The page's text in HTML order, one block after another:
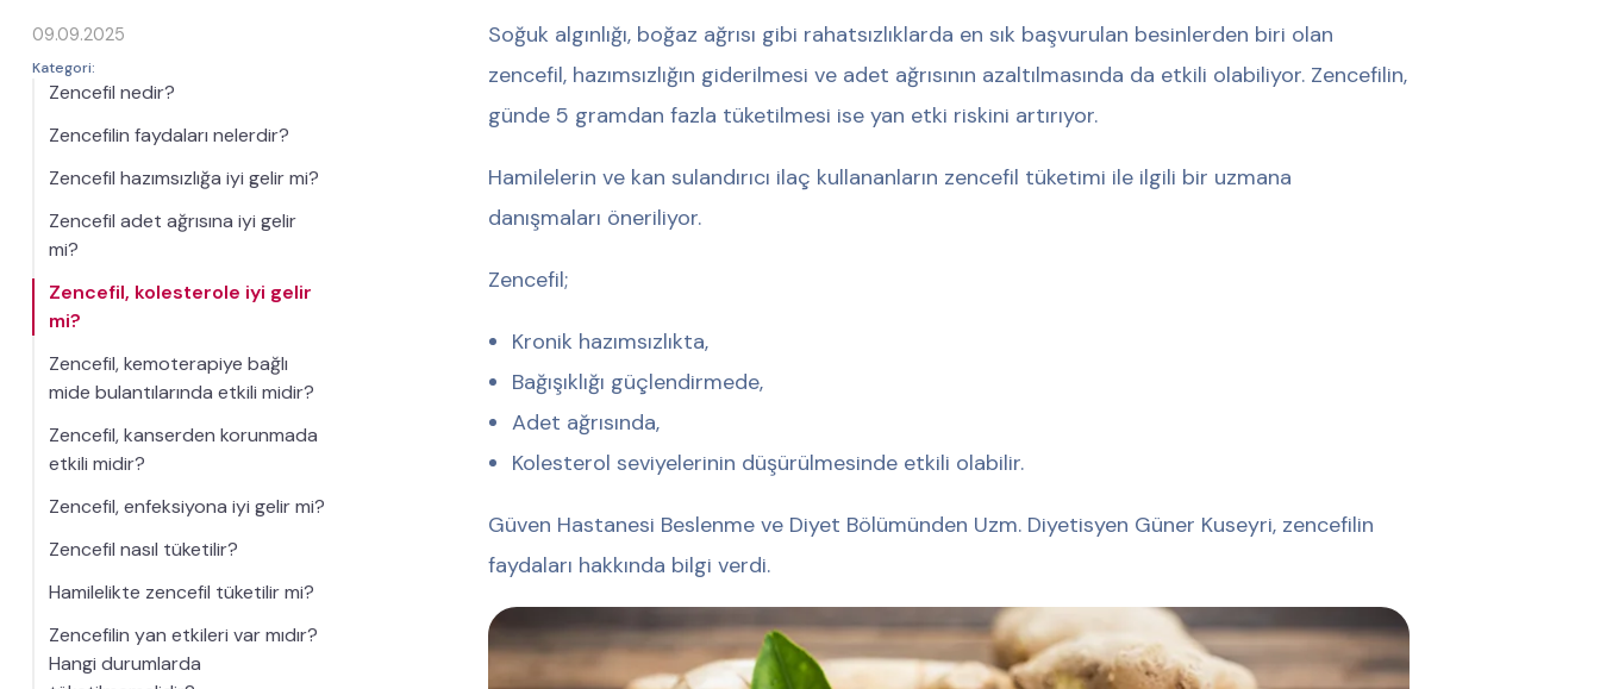
09.09.2025
Kategori:
Zencefil nedir?
Zencefilin faydaları nelerdir?
Zencefil hazımsızlığa iyi gelir mi?
Zencefil adet ağrısına iyi gelir
mi?
Zencefil, kolesterole iyi gelir
mi?
Zencefil, kemoterapiye bağlı
mide bulantılarında etkili midir?
Zencefil, kanserden korunmada
etkili midir?
Zencefil, enfeksiyona iyi gelir mi?
Zencefil nasıl tüketilir?
Hamilelikte zencefil tüketilir mi?
Zencefilin yan etkileri var mıdır?
Hangi durumlarda
Soğuk algınlığı, boğaz ağrısı gibi rahatsızlıklarda en sık başvurulan besinlerden biri olan
zencefil, hazımsızlığın giderilmesi ve adet ağrısının azaltılmasında da etkili olabiliyor. Zencefilin,
günde 5 gramdan fazla tüketilmesi ise yan etki riskini artırıyor.
Hamilelerin ve kan sulandırıcı ilaç kullananların zencefil tüketimi ile ilgili bir uzmana
danışmaları öneriliyor.
Zencefil;
Kronik hazımsızlıkta,
Bağışıklığı güçlendirmede,
Adet ağrısında,
Kolesterol seviyelerinin düşürülmesinde etkili olabilir.
Güven Hastanesi Beslenme ve Diyet Bölümünden Uzm. Diyetisyen Güner Kuseyri, zencefilin
faydaları hakkında bilgi verdi.